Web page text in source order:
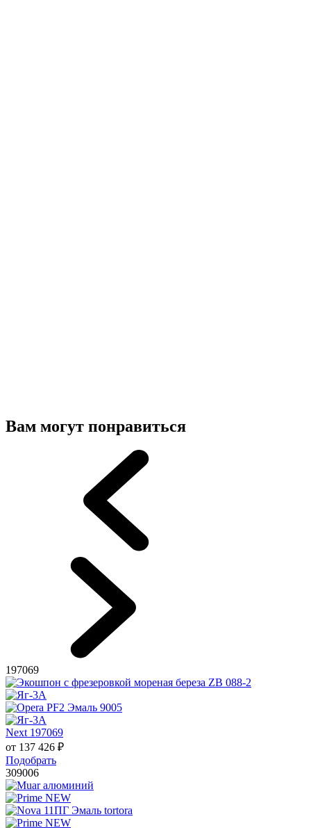
Вам могут понравиться
197069
Next 197069
от 137 426 ₽
Подобрать
309006